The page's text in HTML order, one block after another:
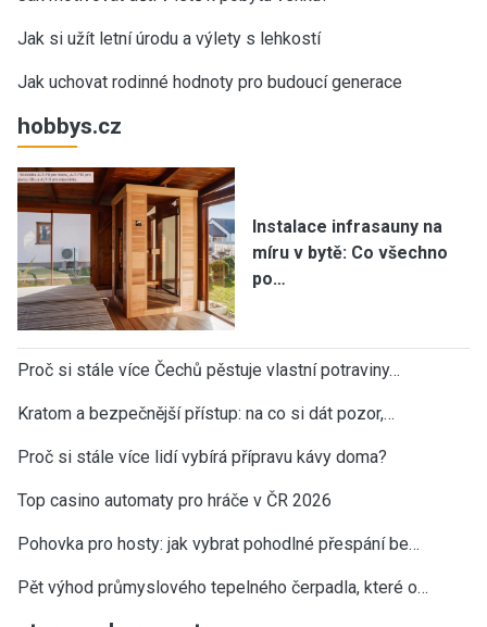
Jak si užít letní úrodu a výlety s lehkostí
Jak uchovat rodinné hodnoty pro budoucí generace
hobbys.cz
Instalace infrasauny na
míru v bytě: Co všechno
po…
Proč si stále více Čechů pěstuje vlastní potraviny…
Kratom a bezpečnější přístup: na co si dát pozor,…
Proč si stále více lidí vybírá přípravu kávy doma?
Top casino automaty pro hráče v ČR 2026
Pohovka pro hosty: jak vybrat pohodlné přespání be…
Pět výhod průmyslového tepelného čerpadla, které o…